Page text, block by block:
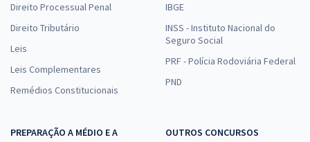
Direito Processual Penal
Direito Tributário
Leis
Leis Complementares
Remédios Constitucionais
IBGE
INSS - Instituto Nacional do
Seguro Social
PRF - Polícia Rodoviária Federal
PND
PREPARAÇÃO A MÉDIO E A
OUTROS CONCURSOS